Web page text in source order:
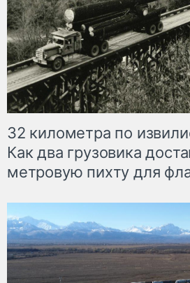
32 километра по
Как два грузовика
метровую пихту для